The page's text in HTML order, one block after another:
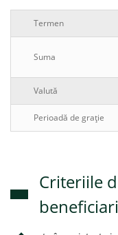
Termen
Suma
Valută
Perioadă de grație
Criteriile